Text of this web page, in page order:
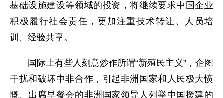
基础设施建设等领域的投资，将继续要求中国企业
积极履行社会责任，更加注重技术转让、人员培
训、经验共享。
国际上有些人刻意炒作所谓“新殖民主义”，企图
干扰和破坏中非合作，引起非洲国家和人民极大愤
慨。出席早餐会的非洲国家领导人列举中国援建的